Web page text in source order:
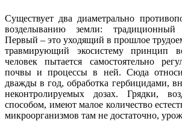
Существует два диаметрально
возделыванию земли: традиционный
Первый – это уходящий в прошлое
травмирующий экосистему принцип
человек пытается самостоятельно
почвы и процессы в ней. Сюда
дважды в год, обработка гербицидами,
неконтролируемых дозах. Грядки,
способом, имеют малое количество
микроорганизмов там не достаточно,